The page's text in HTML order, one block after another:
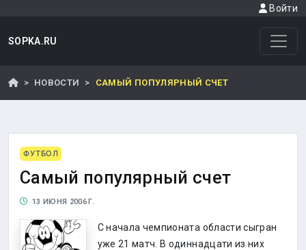
Войти
SOPKA.RU
НОВОСТИ САМЫЙ ПОПУЛЯРНЫЙ СЧЕТ
ФУТБОЛ
Самый популярный счет
13 ИЮНЯ 2006 Г.
С начала чемпионата области сыгран
уже 21 матч. В одиннадцати из них